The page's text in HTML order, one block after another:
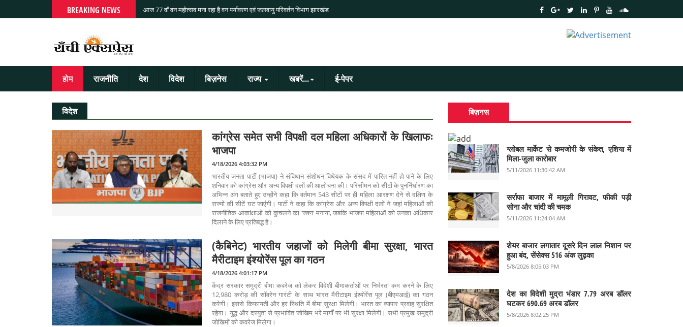
BREAKING NEWS आज 77 वाँ वन महोत्सव मना रहा है वन पर्यावरण एवं जलवायु परिवर्तन विभाग झारखंड
होम राजनीति देश विदेश बिज़नेस राज्य खबरें... ई-पेपर
विदेश
कांग्रेस समेत सभी विपक्षी दल महिला अधिकारों के खिलाफः
भाजपा
4/18/2026 4:03:32 PM
भारतीय जनता पार्टी (भाजपा) ने संविधान संशोधन विधेयक के संसद में पारित नहीं हो पाने के लिए
शनिवार को कांग्रेस और अन्य विपक्षी दलों की आलोचना की। परिसीमन को सीटों के पुनर्निर्धारण का
अभिन्न अंग बताते हुए उन्होंने कहा कि वर्तमान 543 सीटों पर ही महिला आरक्षण देने से दक्षिण के
राज्यों की सीटें घट जाएंंगी। पार्टी ने कहा कि कांग्रेस और अन्य विपक्षी दलों ने जहां महिलाओं की
राजनीतिक आकांक्षाओं को कुचलने का ‘जश्न’ मनाया, जबकि भाजपा महिलाओं को उनका अधिकार
दिलाने के लिए प्रतिबद्ध है।
(कैबिनेट) भारतीय जहाजों को मिलेगी बीमा सुरक्षा, भारत
मैरीटाइम इंश्योरेंस पूल का गठन
4/18/2026 4:01:17 PM
केंद्र सरकार समुद्री बीमा कवरेज को लेकर विदेशी बीमाकर्ताओं पर निर्भरता कम करने के लिए
12,980 करोड़ की सॉवरेन गारंटी के साथ भारत मैरीटाइम इंश्योरेंस पूल (बीएमआई) का गठन
करेगी। इससे किफायती और हर स्थिति में बीमा सुरक्षा मिलेगी। भारत का व्यापार प्रवाह सुरक्षित
रहेगा। युद्ध और दस्युता से प्रभावित जोखिम भरे मार्गों पर भी सुरक्षा मिलेगी। सभी प्रमुख समुद्री
जोखिमों को कवरेज मिलेगा।
बिज़नस
ग्लोबल मार्केट से कमजोरी के संकेत, एशिया में
मिला-जुला कारोबार
5/11/2026 11:30:42 AM
सर्राफा बाजार में मामूली गिरावट, फीकी पड़ी
सोना और चांदी की चमक
5/11/2026 11:24:04 AM
शेयर बाजार लगातार दूसरे दिन लाल निशान पर
हुआ बंद, सेंसेक्स 516 अंक लुढ़का
5/8/2026 8:05:03 PM
देश का विदेशी मुद्रा भंडार 7.79 अरब डॉलर
घटकर 690.69 अरब डॉलर
5/8/2026 8:02:25 PM